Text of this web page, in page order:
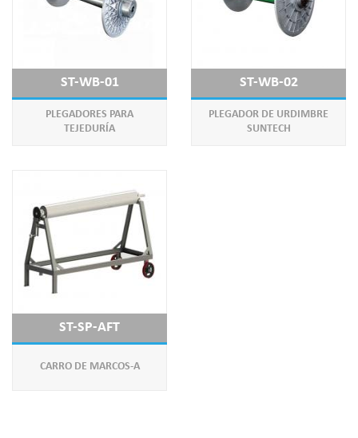
ST-WB-01
PLEGADORES PARA
TEJEDURÍA
ST-WB-02
PLEGADOR DE URDIMBRE
SUNTECH
ST-SP-AFT
CARRO DE MARCOS-A